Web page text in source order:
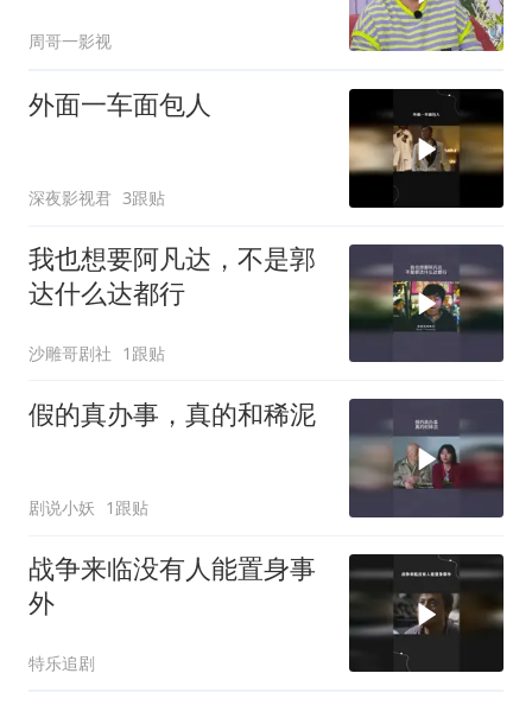
周哥一影视
外面一车面包人
深夜影视君 3跟贴
我也想要阿凡达，不是郭
达什么达都行
沙雕哥剧社 1跟贴
假的真办事，真的和稀泥
剧说小妖 1跟贴
战争来临没有人能置身事
外
特乐追剧